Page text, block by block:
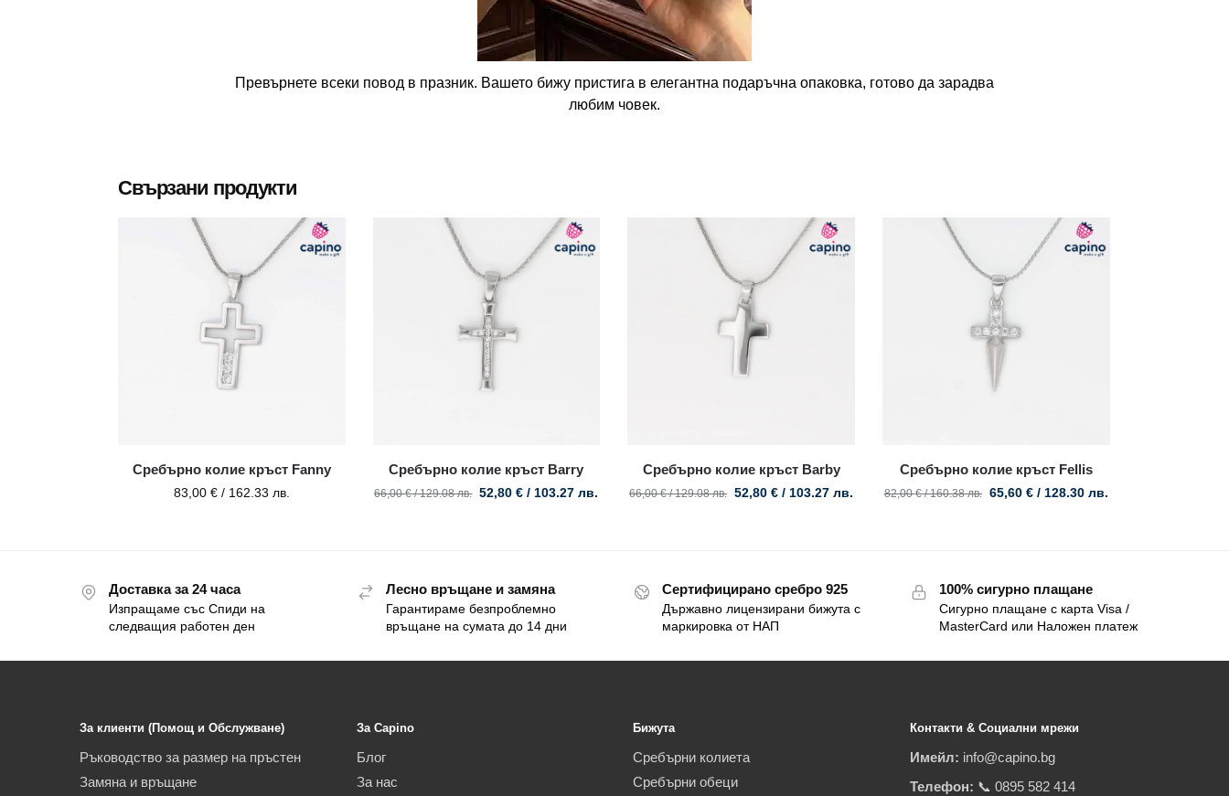
Превърнете всеки повод в празник. Вашето бижу пристига в елегантна подаръчна опаковка, готово да зарадва
любим човек.
Свързани продукти
Сребърно колие кръст Fanny
83,00 € / 162.33 лв.
Сребърно колие кръст Barry
66,00€ / 129.08 лв. 52,80€ / 103.27 лв.
Сребърно колие кръст Barby
66,00€ / 129.08 лв. 52,80€ / 103.27 лв.
Сребърно колие кръст Fellis
82,00€ / 160.38 лв. 65,60 € / 128.30 лв.
Доставка за 24 часа
Изпращаме със Спиди на
следващия работен ден
Лесно връщане и замяна
Гарантираме безпроблемно
връщане на сумата до 14 дни
Сертифицирано сребро 925
Държавно лицензирани бижута с
маркировка от НАП
100% сигурно плащане
Сигурно плащане с карта Visa /
MasterCard или Наложен платеж
За клиенти (Помощ и Обслужване)
Ръководство за размер на пръстен
Замяна и връщане
За Capino
Блог
За нас
Бижута
Сребърни колиета
Сребърни обеци
Контакти & Социални мрежи
Имейл: info@capino.bg
Телефон: 📞 0895 582 414